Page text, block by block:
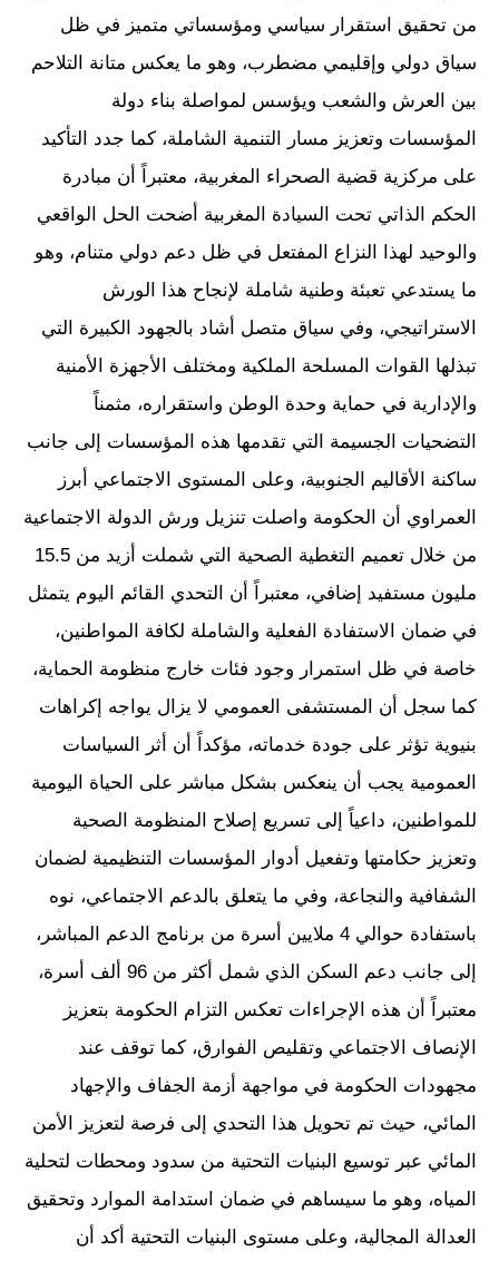
من تحقيق استقرار سياسي ومؤسساتي متميز في ظل
سياق دولي وإقليمي مضطرب، وهو ما يعكس متانة التلاحم
بين العرش والشعب ويؤسس لمواصلة بناء دولة
المؤسسات وتعزيز مسار التنمية الشاملة، كما جدد التأكيد
على مركزية قضية الصحراء المغربية، معتبراً أن مبادرة
الحكم الذاتي تحت السيادة المغربية أضحت الحل الواقعي
والوحيد لهذا النزاع المفتعل في ظل دعم دولي متنام، وهو
ما يستدعي تعبئة وطنية شاملة لإنجاح هذا الورش
الاستراتيجي، وفي سياق متصل أشاد بالجهود الكبيرة التي
تبذلها القوات المسلحة الملكية ومختلف الأجهزة الأمنية
والإدارية في حماية وحدة الوطن واستقراره، مثمناً
التضحيات الجسيمة التي تقدمها هذه المؤسسات إلى جانب
ساكنة الأقاليم الجنوبية، وعلى المستوى الاجتماعي أبرز
العمراوي أن الحكومة واصلت تنزيل ورش الدولة الاجتماعية
من خلال تعميم التغطية الصحية التي شملت أزيد من 15.5
مليون مستفيد إضافي، معتبراً أن التحدي القائم اليوم يتمثل
في ضمان الاستفادة الفعلية والشاملة لكافة المواطنين،
خاصة في ظل استمرار وجود فئات خارج منظومة الحماية،
كما سجل أن المستشفى العمومي لا يزال يواجه إكراهات
بنيوية تؤثر على جودة خدماته، مؤكداً أن أثر السياسات
العمومية يجب أن ينعكس بشكل مباشر على الحياة اليومية
للمواطنين، داعياً إلى تسريع إصلاح المنظومة الصحية
وتعزيز حكامتها وتفعيل أدوار المؤسسات التنظيمية لضمان
الشفافية والنجاعة، وفي ما يتعلق بالدعم الاجتماعي، نوه
باستفادة حوالي 4 ملايين أسرة من برنامج الدعم المباشر،
إلى جانب دعم السكن الذي شمل أكثر من 96 ألف أسرة،
معتبراً أن هذه الإجراءات تعكس التزام الحكومة بتعزيز
الإنصاف الاجتماعي وتقليص الفوارق، كما توقف عند
مجهودات الحكومة في مواجهة أزمة الجفاف والإجهاد
المائي، حيث تم تحويل هذا التحدي إلى فرصة لتعزيز الأمن
المائي عبر توسيع البنيات التحتية من سدود ومحطات لتحلية
المياه، وهو ما سيساهم في ضمان استدامة الموارد وتحقيق
العدالة المجالية، وعلى مستوى البنيات التحتية أكد أن